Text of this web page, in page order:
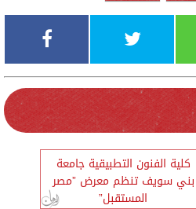
كلية الفنون التطبيقية جامعة
بني سويف تنظم معرض ”مصر
المستقبل”